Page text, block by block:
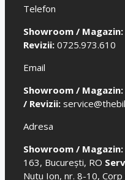
Telefon
Showroom / Magazin:
Revizii: 0725.973.610
Email
Showroom / Magazin:
/ Revizii:
Adresa
Showroom / Magazin:
163, București, RO
Nutu Ion, nr. 8-10, Corp